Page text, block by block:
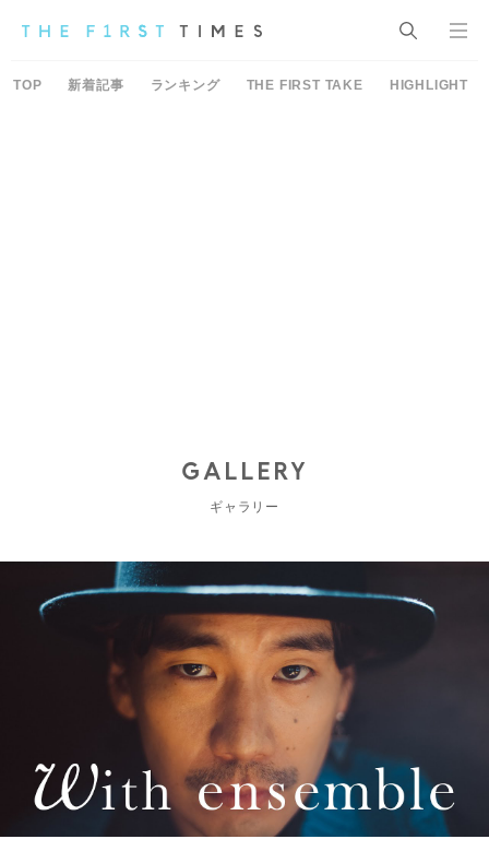
TOP 新着記事 ランキング THE FIRST TAKE HIGHLIGHT
GALLERY
ギャラリー